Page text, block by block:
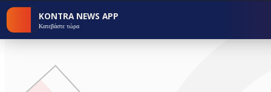
KONTRA NEWS APP
Κατεβάστε τώρα